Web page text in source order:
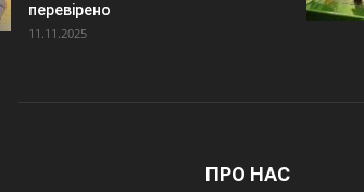
перевірено
11.11.2025
ПРО НАС